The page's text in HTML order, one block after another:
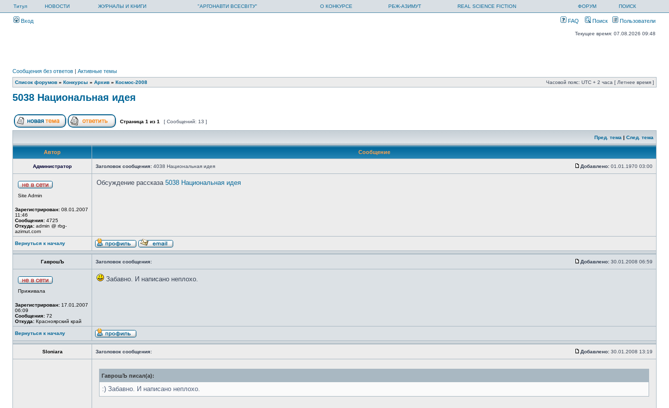
Титул НОВОСТИ ЖУРНАЛЫ И КНИГИ "АРГОНАВТИ ВСЕСВІТУ" О КОНКУРСЕ РБЖ-АЗИМУТ REAL SCIENCE FICTION ФОРУМ ПОИСК
Вход FAQ Поиск Пользователи
Текущее время: 07.08.2026 09:48
Сообщения без ответов | Активные темы
Список форумов » Конкурсы » Архив » Космос-2008 Часовой пояс: UTC + 2 часа [ Летнее время ]
5038 Национальная идея
Страница 1 из 1 [ Сообщений: 13 ]
Пред. тема | След. тема
Автор Сообщение
Администратор Заголовок сообщения: 4038 Национальная идея Добавлено: 01.01.1970 03:00
Site Admin
Зарегистрирован: 08.01.2007
11:46
Сообщения: 4725
Откуда: admin @ rbg-
azimut.com
Обсуждение рассказа 5038 Национальная идея
Вернуться к началу
ГаврошЪ Заголовок сообщения: Добавлено: 30.01.2008 06:59
Приживала
Зарегистрирован: 17.01.2007
06:09
Сообщения: 72
Откуда: Красноярский край
Забавно. И написано неплохо.
Вернуться к началу
Sloniara Заголовок сообщения: Добавлено: 30.01.2008 13:19
ГаврошЪ писал(а):
:) Забавно. И написано неплохо.